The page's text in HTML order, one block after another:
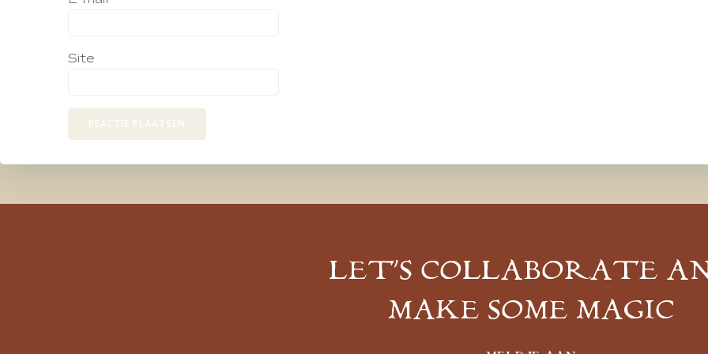
Site
LET’S COLLABORATE
MAKE SOME MAGIC